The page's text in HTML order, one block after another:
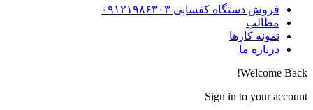
فروش دستگاه کفسابی ۰۹۱۲۱۹۸۶۳۰۳
مطالب
نمونه کارها
درباره ما
Welcome Back!
Sign in to your account